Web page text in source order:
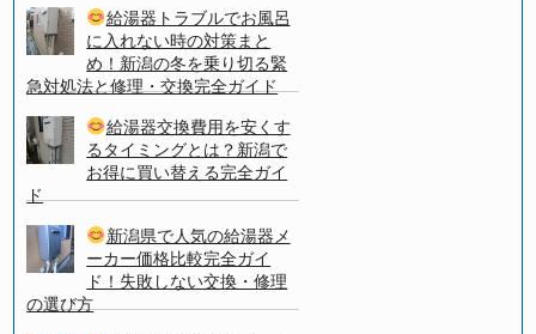
給湯器トラブルでお風呂
に入れない時の対策まと
め！新潟の冬を乗り切る緊
急対処法と修理・交換完全ガイド
給湯器交換費用を安くす
るタイミングとは？新潟で
お得に買い替える完全ガイ
ド
新潟県で人気の給湯器メ
ーカー価格比較完全ガイ
ド！失敗しない交換・修理
の選び方